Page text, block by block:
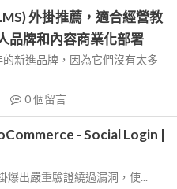
外掛推薦，適合經營教
品牌和內容商業化部署
新進品牌，因為它們沒有太多
0個留言
- Social Login |
爆出嚴重驗證繞過漏洞，使...